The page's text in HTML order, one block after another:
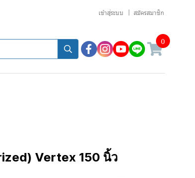
เข้าสู่ระบบ สมัครสมาชิก
0
Vertex 150 นิ้ว